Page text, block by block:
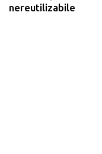
nereutilizabile